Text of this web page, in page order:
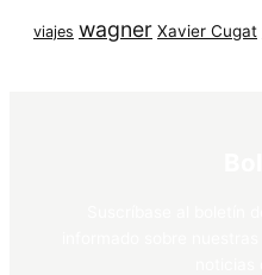
viajes wagner Xavier Cugat